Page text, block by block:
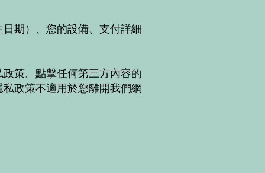
期）、您的設備、支付詳細
策。點擊任何第三方內容的
政策不適用於您離開我們網